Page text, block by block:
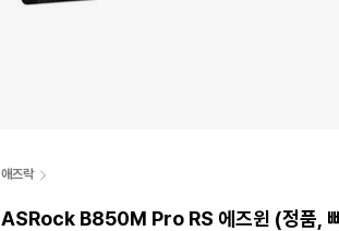
애즈락
ASRock B850M Pro RS 에즈윈 (정품,